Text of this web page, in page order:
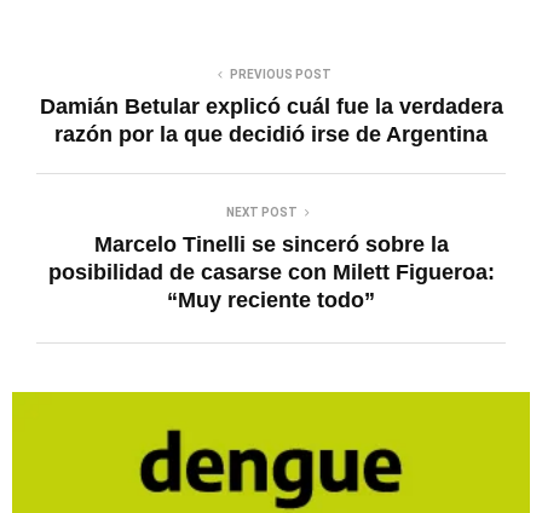
PREVIOUS POST
Damián Betular explicó cuál fue la verdadera
razón por la que decidió irse de Argentina
NEXT POST
Marcelo Tinelli se sinceró sobre la
posibilidad de casarse con Milett Figueroa:
“Muy reciente todo”